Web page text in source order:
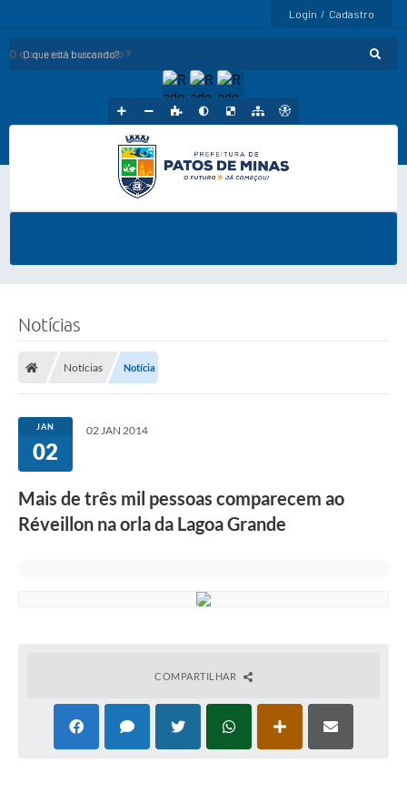
Login / Cadastro
O que está buscando?
Notícias
Notícias Notícia
JAN
02
02 JAN 2014
Mais de três mil pessoas comparecem ao
Réveillon na orla da Lagoa Grande
COMPARTILHAR